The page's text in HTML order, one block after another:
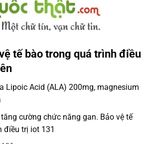
tế bào trong quá trình điều
Lipoic Acid (ALA) 200mg, magnesium
cường chức năng gan. Bảo vệ tế
điều trị iot 131